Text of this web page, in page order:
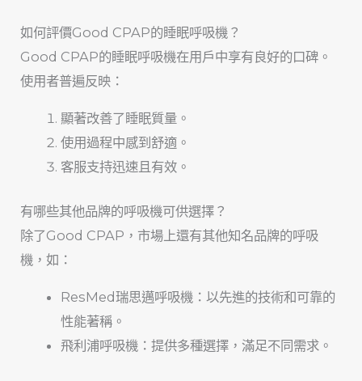
如何評價Good CPAP的睡眠呼吸機？
Good CPAP的睡眠呼吸機在用戶中享有良好的口碑。
使用者普遍反映：
顯著改善了睡眠質量。
使用過程中感到舒適。
客服支持迅速且有效。
有哪些其他品牌的呼吸機可供選擇？
除了Good CPAP，市場上還有其他知名品牌的呼吸
機，如：
ResMed瑞思邁呼吸機：以先進的技術和可靠的
性能著稱。
飛利浦呼吸機：提供多種選擇，滿足不同需求。